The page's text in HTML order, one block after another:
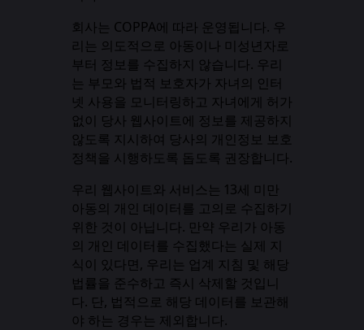
회사는 COPPA에 따라 운영됩니다. 우
리는 의도적으로 아동이나 미성년자로
부터 정보를 수집하지 않습니다. 우리
는 부모와 법적 보호자가 자녀의 인터
넷 사용을 모니터링하고 자녀에게 허가
없이 당사 웹사이트에 정보를 제공하지
않도록 지시하여 당사의 개인정보 보호
정책을 시행하도록 돕도록 권장합니다.
우리 웹사이트와 서비스는 13세 미만
아동의 개인 데이터를 고의로 수집하기
위한 것이 아닙니다. 만약 우리가 아동
의 개인 데이터를 수집했다는 실제 지
식이 있다면, 우리는 업계 지침 및 해당
법률을 준수하고 즉시 삭제할 것입니
다. 단, 법적으로 해당 데이터를 보관해
야 하는 경우는 제외합니다.